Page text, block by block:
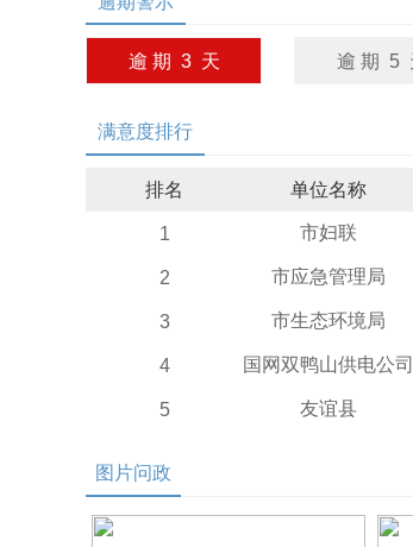
逾 期 3 天 逾 期 5
满意度排行
排名 单位名称
1 市妇联
2 市应急管理局
3 市生态环境局
4 国网双鸭山供电公司
5 友谊县
图片问政